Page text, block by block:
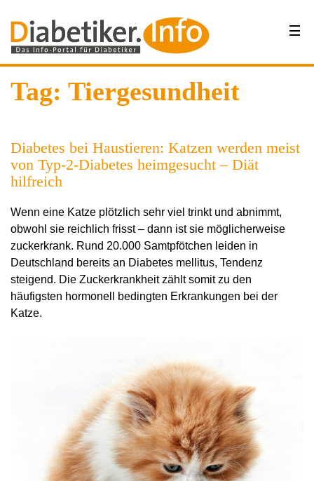
Tag: Tiergesundheit
Diabetes bei Haustieren: Katzen werden meist
von Typ-2-Diabetes heimgesucht – Diät
hilfreich
Wenn eine Katze plötzlich sehr viel trinkt und abnimmt,
obwohl sie reichlich frisst – dann ist sie möglicherweise
zuckerkrank. Rund 20.000 Samtpfötchen leiden in
Deutschland bereits an Diabetes mellitus, Tendenz
steigend. Die Zuckerkrankheit zählt somit zu den
häufigsten hormonell bedingten Erkrankungen bei der
Katze.